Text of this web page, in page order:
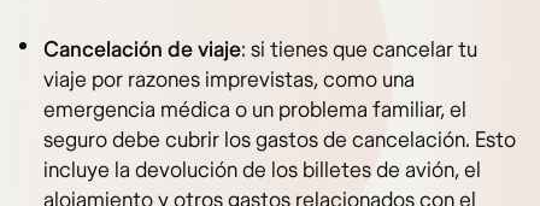
Cancelación de viaje: si tienes que cancelar tu
viaje por razones imprevistas, como una
emergencia médica o un problema familiar, el
seguro debe cubrir los gastos de cancelación. Esto
incluye la devolución de los billetes de avión, el